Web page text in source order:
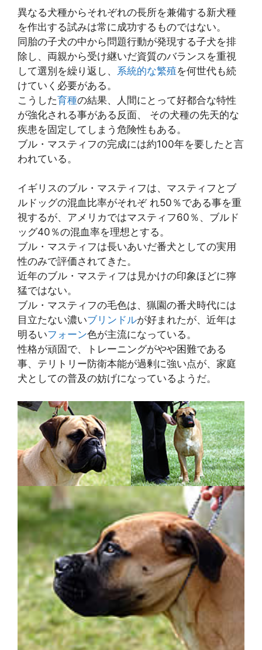
異なる犬種からそれぞれの長所を兼備する新犬種
を作出する試みは常に成功するものではない。
同胎の子犬の中から問題行動が発現する子犬を排
除し、両親から受け継いだ資質のバランスを重視
して選別を繰り返し、 系統的な繁殖を何世代も続
けていく必要がある。
こうした育種の結果、人間にとって好都合な特性
が強化される事がある反面、 その犬種の先天的な
疾患を固定してしまう危険性もある。
ブル・マスティフの完成には約100年を要したと言
われている。
イギリスのブル・マスティフは、マスティフとブ
ルドッグの混血比率がそれぞ れ50％である事を重
視するが、アメリカではマスティフ60％、ブルド
ッグ40％の混血率を理想とする。
ブル・マスティフは長いあいだ番犬としての実用
性のみで評価されてきた。
近年のブル・マスティフは見かけの印象ほどに獰
猛ではない。
ブル・マスティフの毛色は、猟園の番犬時代には
目立たない濃いブリンドルが好まれたが、近年は
明るいフォーン色が主流になっている。
性格が頑固で、トレーニングがやや困難である
事、テリトリー防衛本能が過剰に強い点が、家庭
犬としての普及の妨げになっているようだ。